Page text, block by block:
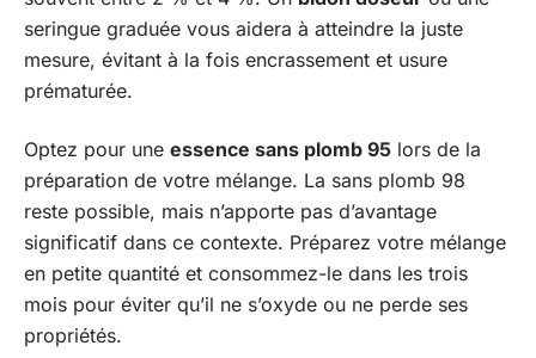
seringue graduée vous aidera à atteindre la juste
mesure, évitant à la fois encrassement et usure
prématurée.
Optez pour une essence sans plomb 95 lors de la
préparation de votre mélange. La sans plomb 98
reste possible, mais n’apporte pas d’avantage
significatif dans ce contexte. Préparez votre mélange
en petite quantité et consommez-le dans les trois
mois pour éviter qu’il ne s’oxyde ou ne perde ses
propriétés.